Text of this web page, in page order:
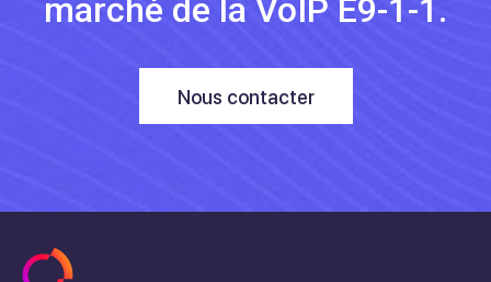
marché de la VoIP E9-1-1.
Nous contacter